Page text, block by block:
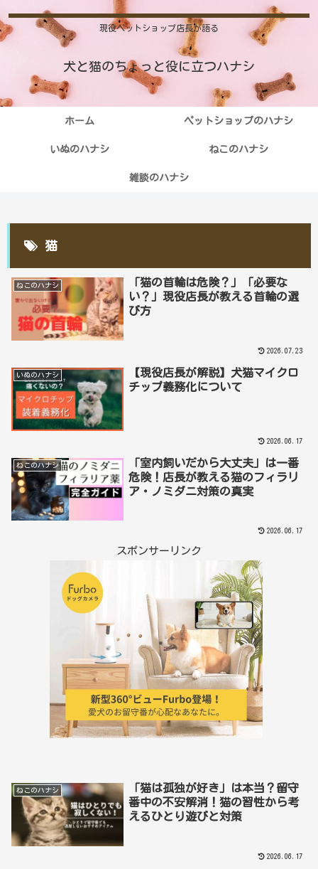
現役ペットショップ店長が語る
犬と猫のちょっと役に立つハナシ
ホーム ペットショップのハナシ
いぬのハナシ ねこのハナシ
雑談のハナシ
猫
ねこのハナシ
「猫の首輪は危険？」「必要な
い？」現役店長が教える首輪の選
び方
2026.07.23
いぬのハナシ
【現役店長が解説】犬猫マイクロ
チップ義務化について
2026.06.17
ねこのハナシ
「室内飼いだから大丈夫」は一番
危険！店長が教える猫のフィラリ
ア・ノミダニ対策の真実
2026.06.17
スポンサーリンク
ねこのハナシ
「猫は孤独が好き」は本当？留守
番中の不安解消！猫の習性から考
えるひとり遊びと対策
2026.06.17